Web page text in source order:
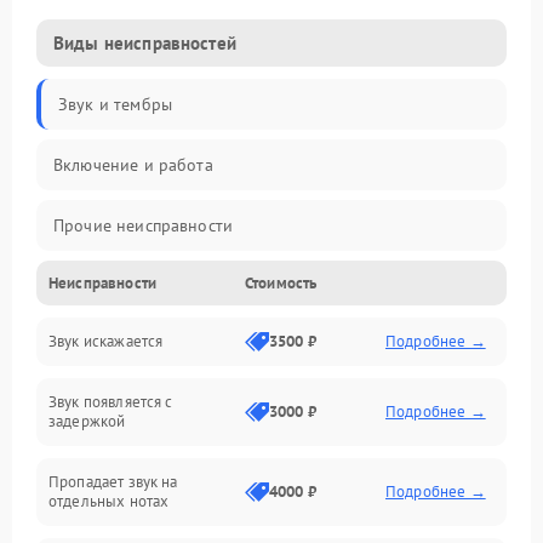
Виды неисправностей
Звук и тембры
Включение и работа
Прочие неисправности
Управление и электроника
Клавиатура
Подключения и интерфейсы
Неисправности Стоимость
Звук искажается 3500 ₽ Подробнее →
Звук появляется с
задержкой
3000 ₽ Подробнее →
Пропадает звук на
отдельных нотах
4000 ₽ Подробнее →